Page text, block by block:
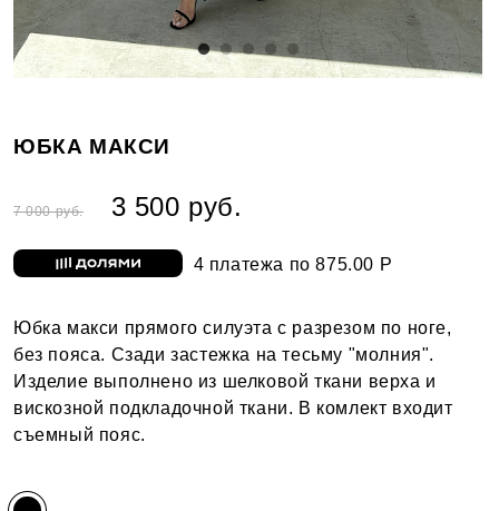
ЮБКА МАКСИ
7 000 руб. 3 500 руб.
4 платежа по 875.00 Р
Юбка макси прямого силуэта с разрезом по ноге,
без пояса. Сзади застежка на тесьму "молния".
Изделие выполнено из шелковой ткани верха и
вискозной подкладочной ткани. В комлект входит
съемный пояс.